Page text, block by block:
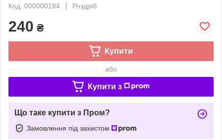
Код: 000000184
Роздріб
240 ₴
Купити
або
Купити з
Що таке купити з Пром?
Замовлення під захистом